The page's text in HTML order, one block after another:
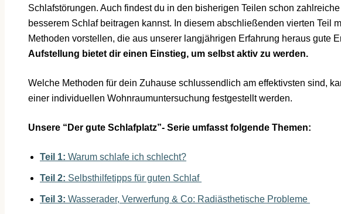
Schlafstörungen. Auch findest du in den bisherigen Teilen schon
besserem Schlaf beitragen kannst. In diesem abschließenden vierten Teil
Methoden vorstellen, die aus unserer langjährigen Erfahrung heraus gute
Aufstellung bietet dir einen Einstieg, um selbst aktiv zu werden.
Welche Methoden für dein Zuhause schlussendlich am effektivsten sind,
einer individuellen Wohnraumuntersuchung festgestellt werden.
Unsere “Der gute Schlafplatz”- Serie umfasst folgende Themen:
Teil 1: Warum schlafe ich schlecht?
Teil 2: Selbsthilfetipps für guten Schlaf
Teil 3: Wasserader, Verwerfung & Co: Radiästhetische Probleme